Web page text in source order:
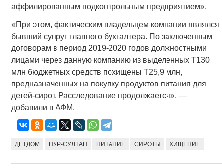
аффилированным подконтрольным предприятием».
«При этом, фактическим владельцем компании являлся
бывший супруг главного бухгалтера. По заключенным
договорам в период 2019-2020 годов должностными
лицами через данную компанию из выделенных Т130
млн бюджетных средств похищены Т25,9 млн,
предназначенных на покупку продуктов питания для
детей-сирот. Расследование продолжается», —
добавили в АФМ.
ДЕТДОМ НУР-СУЛТАН ПИТАНИЕ СИРОТЫ ХИЩЕНИЕ